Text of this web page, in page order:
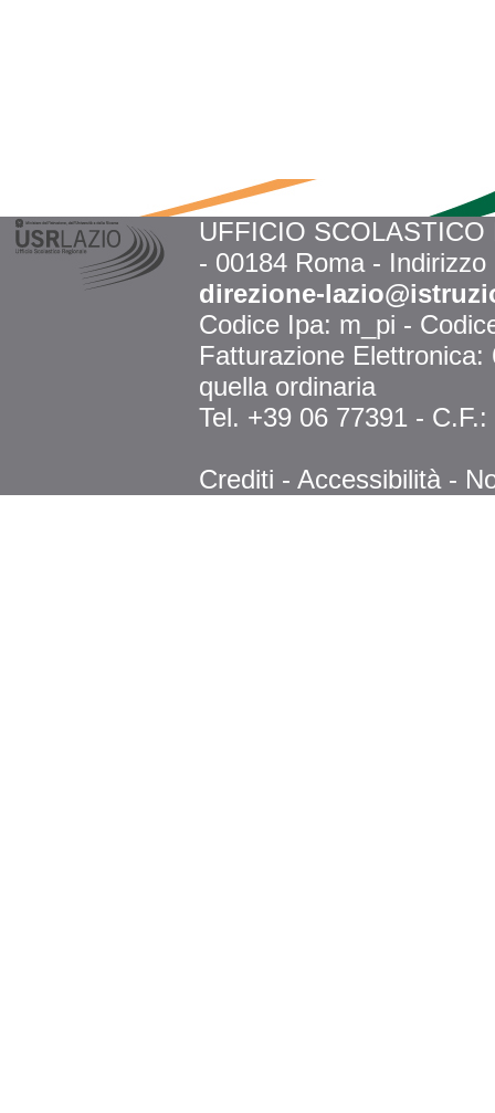
UFFICIO
- 00184 Roma -
direzione-
Codice Ipa: m_pi -
Fatturazione
quella ordinaria
Tel. +39 06 77391 -
Crediti - Accessibilità -